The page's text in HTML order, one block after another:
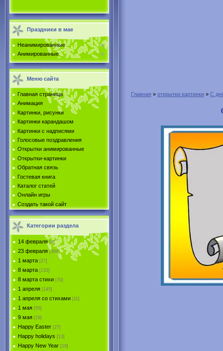
Праздники в мае
Неанимированные
Анимированные
Меню сайта
Главная страница
Анимация
Картинки, рисунки
Картинки карандашом
Картинки с надписями
Голосовые поздравления
Открытки анимированные
Открытки-картинки
Обратная связь
Гостевая книга
Каталог статей
Онлайн игры
Создать такой сайт
Категории раздела
14 февраля [0]
23 февраля [304]
1 марта [27]
8 марта [133]
8 марта стихи [70]
1 апреля [145]
1 апреля со стихами [11]
1 мая [55]
9 мая [19]
Happy Easter [27]
Happy holidays [13]
Happy New Year [19]
Главная » открытки картинки » С